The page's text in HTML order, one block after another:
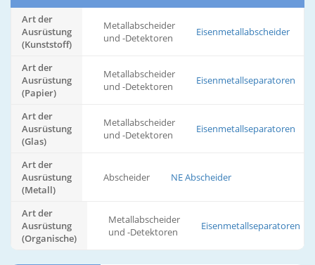
Art der
Ausrüstung
(Kunststoff)
Metallabscheider
und -Detektoren
Eisenmetallabscheider
Art der
Ausrüstung
(Papier)
Metallabscheider
und -Detektoren
Eisenmetallseparatoren
Art der
Ausrüstung
(Glas)
Metallabscheider
und -Detektoren
Eisenmetallseparatoren
Art der
Ausrüstung
(Metall)
Abscheider NE Abscheider
Art der
Ausrüstung
(Organische)
Metallabscheider
und -Detektoren
Eisenmetallseparatoren